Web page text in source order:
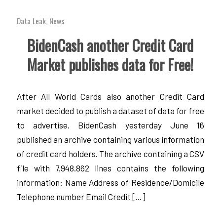
Data Leak, News
BidenCash another Credit Card
Market publishes data for Free!
After All World Cards also another Credit Card
market decided to publish a dataset of data for free
to advertise. BidenCash yesterday June 16
published an archive containing various information
of credit card holders. The archive containing a CSV
file with 7.948.862 lines contains the following
information: Name Address of Residence/Domicile
Telephone number Email Credit […]